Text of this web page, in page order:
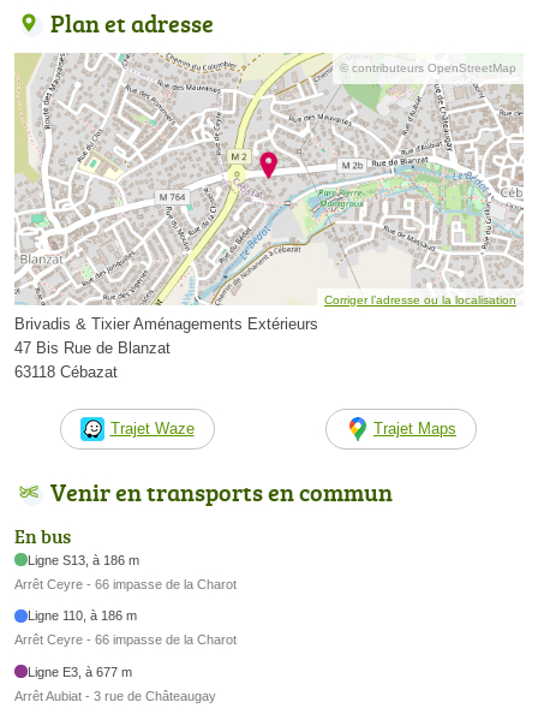
Plan et adresse
© contributeurs OpenStreetMap
Corriger l’adresse ou la localisation
Brivadis & Tixier Aménagements Extérieurs
47 Bis Rue de Blanzat
63118 Cébazat
Trajet Waze Trajet Maps
Venir en transports en commun
En bus
Ligne S13, à 186 m
Arrêt Ceyre - 66 impasse de la Charot
Ligne 110, à 186 m
Arrêt Ceyre - 66 impasse de la Charot
Ligne E3, à 677 m
Arrêt Aubiat - 3 rue de Châteaugay